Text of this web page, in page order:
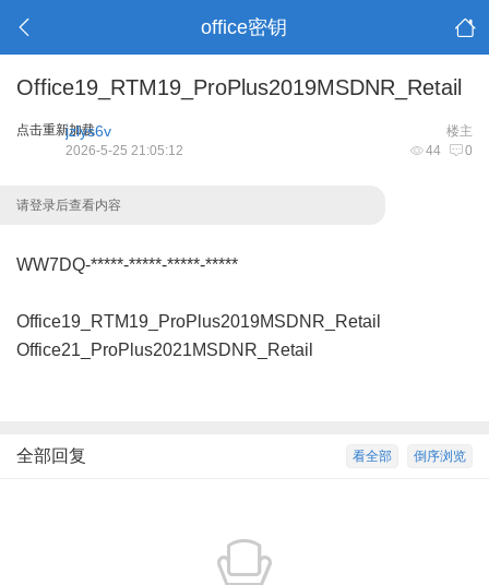
office密钥
Office19_RTM19_ProPlus2019MSDNR_Retail
点击重新加载 楼主
jzlys6v
44 0
2026-5-25 21:05:12
请登录后查看内容
WW7DQ-*****-*****-*****-*****
Office19_RTM19_ProPlus2019MSDNR_Retail
Office21_ProPlus2021MSDNR_Retail
倒序浏览
看全部
全部回复